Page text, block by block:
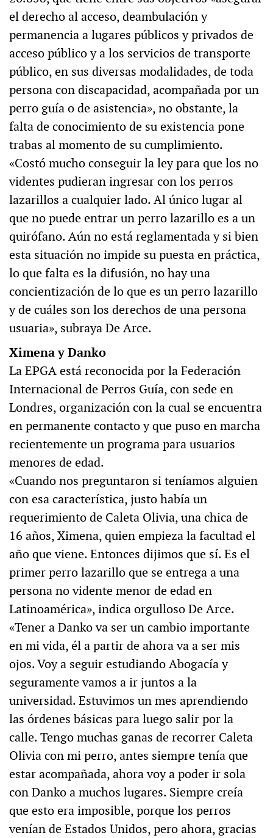
el derecho al acceso, deambulación y
permanencia a lugares públicos y privados de
acceso público y a los servicios de transporte
público, en sus diversas modalidades, de toda
persona con discapacidad, acompañada por un
perro guía o de asistencia», no obstante, la
falta de conocimiento de su existencia pone
trabas al momento de su cumplimiento.
«Costó mucho conseguir la ley para que los no
videntes pudieran ingresar con los perros
lazarillos a cualquier lado. Al único lugar al
que no puede entrar un perro lazarillo es a un
quirófano. Aún no está reglamentada y si bien
esta situación no impide su puesta en práctica,
lo que falta es la difusión, no hay una
concientización de lo que es un perro lazarillo
y de cuáles son los derechos de una persona
usuaria», subraya De Arce.
Ximena y Danko
La EPGA está reconocida por la Federación
Internacional de Perros Guía, con sede en
Londres, organización con la cual se encuentra
en permanente contacto y que puso en marcha
recientemente un programa para usuarios
menores de edad.
«Cuando nos preguntaron si teníamos alguien
con esa característica, justo había un
requerimiento de Caleta Olivia, una chica de
16 años, Ximena, quien empieza la facultad el
año que viene. Entonces dijimos que sí. Es el
primer perro lazarillo que se entrega a una
persona no vidente menor de edad en
Latinoamérica», indica orgulloso De Arce.
«Tener a Danko va ser un cambio importante
en mi vida, él a partir de ahora va a ser mis
ojos. Voy a seguir estudiando Abogacía y
seguramente vamos a ir juntos a la
universidad. Estuvimos un mes aprendiendo
las órdenes básicas para luego salir por la
calle. Tengo muchas ganas de recorrer Caleta
Olivia con mi perro, antes siempre tenía que
estar acompañada, ahora voy a poder ir sola
con Danko a muchos lugares. Siempre creía
que esto era imposible, porque los perros
venían de Estados Unidos, pero ahora, gracias